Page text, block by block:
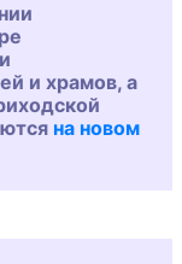
и храмов, а
на новом